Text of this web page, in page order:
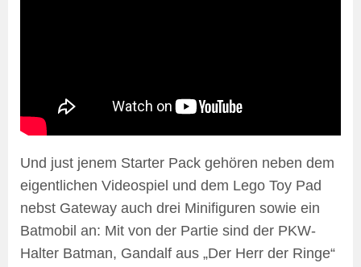
Und just jenem Starter Pack gehören neben dem
eigentlichen Videospiel und dem Lego Toy Pad
nebst Gateway auch drei Minifiguren sowie ein
Batmobil an: Mit von der Partie sind der PKW-
Halter Batman, Gandalf aus „Der Herr der Ringe“